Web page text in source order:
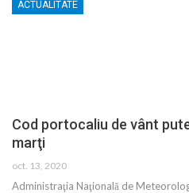
ACTUALITATE
Cod portocaliu de vânt
marţi
oct. 13, 2020
Administraţia Naţională de